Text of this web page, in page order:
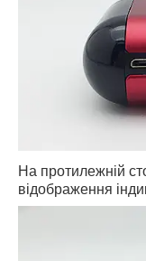
На протилежній
відображення